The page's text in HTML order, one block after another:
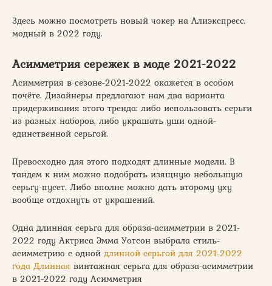
Здесь можно посмотреть новый чокер на Алиэкспресс,
модный в 2022 году.
Асимметрия сережек в моде 2021-2022
Асимметрия в сезоне-2021-2022 окажется в особом
почёте. Дизайнеры предлагают нам два варианта
придерживания этого тренда: либо использовать серьги
из разных наборов, либо украшать уши одной-
единственной серьгой.
Превосходно для этого подходят длинные модели. В
тандем к ним можно подобрать изящную небольшую
серьгу-пусет. Либо вполне можно дать второму уху
вообще отдохнуть от украшений.
Одна длинная серьга для образа-асимметрии в 2021-
2022 году Актриса Эмма Уотсон выбрала стиль-
асимметрию с одной длинной серьгой для 2021-2022
года Длинная винтажная серьга для образа-асимметрии
в 2021-2022 году Асимметрия